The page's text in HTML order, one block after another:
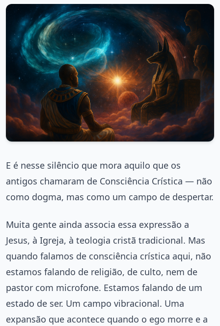
E é nesse silêncio que mora aquilo que os
antigos chamaram de Consciência Crística — não
como dogma, mas como um campo de despertar.
Muita gente ainda associa essa expressão a
Jesus, à Igreja, à teologia cristã tradicional. Mas
quando falamos de consciência crística aqui, não
estamos falando de religião, de culto, nem de
pastor com microfone. Estamos falando de um
estado de ser. Um campo vibracional. Uma
expansão que acontece quando o ego morre e a